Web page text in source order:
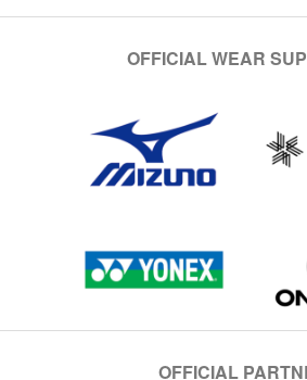
OFFICIAL WEAR
OFFICIAL